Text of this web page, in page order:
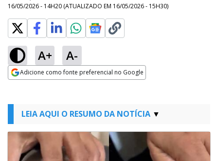
16/05/2026 - 14H20 (ATUALIZADO EM 16/05/2026 - 15H30)
A+ A-
Adicione como fonte preferencial no Google
LEIA AQUI O RESUMO DA NOTÍCIA